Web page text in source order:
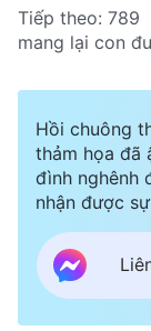
Tiếp theo: 789
mang lại con
Hồi chuông
thảm họa đã
đình nghênh
nhận được